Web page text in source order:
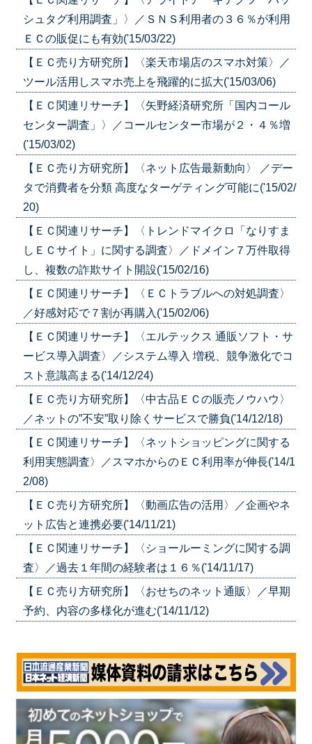
シュタグ利用調査」〉／ＳＮＳ利用者の３６％が利用
ＥＣの販促にも有効('15/03/22)
【ＥＣ売り方研究所】〈楽天市場店のスマホ対策〉／
ツール活用しスマホ売上を飛躍的に拡大('15/03/06)
【ＥＣ関連リサーチ】〈矢野経済研究所「国内コール
センター調査」〉／コールセンター市場が２・４％増
('15/03/02)
【ＥＣ売り方研究所】〈ネット広告最新動向〉 ／デー
タで消費者を分類 高度なターゲティング可能に('15/02/
20)
【ＥＣ関連リサーチ】〈トレンドマイクロ「なりすま
しＥＣサイト」に関する調査〉／ドメイン７万件取得
し、複数の詐欺サイト開設('15/02/16)
【ＥＣ関連リサーチ】〈ＥＣトラブルへの対処調査〉
／好感対応で７割が再購入('15/02/06)
【ＥＣ関連リサーチ】〈エルテックス 通販ソフト・サ
ービス導入調査〉／システム導入 増税、競争激化でコ
スト意識高まる('14/12/24)
【ＥＣ売り方研究所】〈中古品ＥＣの販売ノウハウ〉
／ネットの”不安”取り除くサービスで勝負('14/12/18)
【ＥＣ関連リサーチ】〈ネットショッピングに関する
利用実態調査〉／スマホからのＥＣ利用率が伸長('14/1
2/08)
【ＥＣ売り方研究所】〈動画広告の活用〉／企画やネ
ット広告と連携必要('14/11/21)
【ＥＣ関連リサーチ】〈ショールーミングに関する調
査〉／過去１年間の経験者は１６％('14/11/17)
【ＥＣ売り方研究所】〈おせちのネット通販〉／早期
予約、内容の多様化が進む('14/11/12)